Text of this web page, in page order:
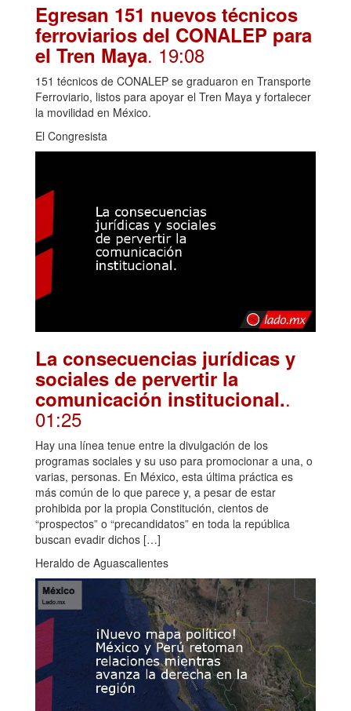
Egresan 151 nuevos técnicos
ferroviarios del CONALEP para
el Tren Maya. 19:08
151 técnicos de CONALEP se graduaron en Transporte
Ferroviario, listos para apoyar el Tren Maya y fortalecer
la movilidad en México.
El Congresista
La consecuencias jurídicas y
sociales de pervertir la
comunicación institucional..
01:25
Hay una línea tenue entre la divulgación de los
programas sociales y su uso para promocionar a una, o
varias, personas. En México, esta última práctica es
más común de lo que parece y, a pesar de estar
prohibida por la propia Constitución, cientos de
“prospectos” o “precandidatos” en toda la república
buscan evadir dichos […]
Heraldo de Aguascalientes